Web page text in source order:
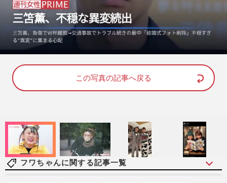
U
n
u
o
d
:
この写真の記事へ戻る
フワちゃんに関する記事一覧